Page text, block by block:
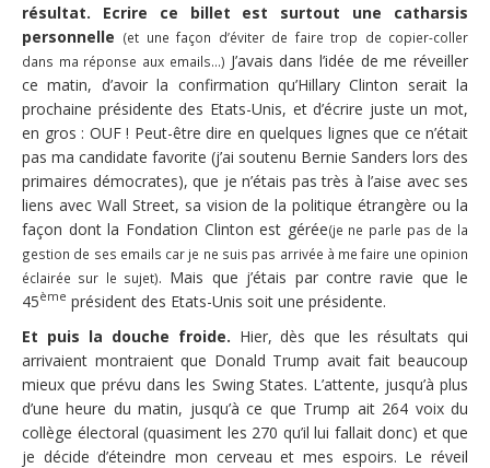
résultat. Ecrire ce billet est surtout une catharsis
personnelle (et une façon d’éviter de faire trop de copier-coller
dans ma réponse aux emails…) J’avais dans l’idée de me réveiller
ce matin, d’avoir la confirmation qu’Hillary Clinton serait la
prochaine présidente des Etats-Unis, et d’écrire juste un mot,
en gros : OUF ! Peut-être dire en quelques lignes que ce n’était
pas ma candidate favorite (j’ai soutenu Bernie Sanders lors des
primaires démocrates), que je n’étais pas très à l’aise avec ses
liens avec Wall Street, sa vision de la politique étrangère ou la
façon dont la Fondation Clinton est gérée(je ne parle pas de la
gestion de ses emails car je ne suis pas arrivée à me faire une opinion
éclairée sur le sujet). Mais que j’étais par contre ravie que le
45ème président des Etats-Unis soit une présidente.
Et puis la douche froide. Hier, dès que les résultats qui
arrivaient montraient que Donald Trump avait fait beaucoup
mieux que prévu dans les Swing States. L’attente, jusqu’à plus
d’une heure du matin, jusqu’à ce que Trump ait 264 voix du
collège électoral (quasiment les 270 qu’il lui fallait donc) et que
je décide d’éteindre mon cerveau et mes espoirs. Le réveil